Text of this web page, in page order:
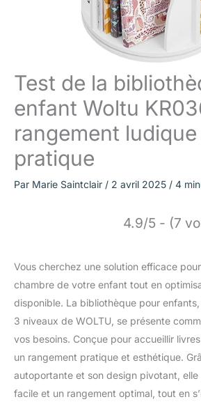
Test de la
enfant Woltu
rangement
pratique
Par Marie Saintclair / 2 avril 2025 / 4
4.9/5 - (7
Vous cherchez une solution efficace
chambre de votre enfant tout en
disponible. La bibliothèque pour
3 niveaux de WOLTU, se présente
vos besoins. Conçue pour accueillir
un rangement pratique et esthétique.
autoportante et son design pivotant,
facile et un rangement optimal, tout en